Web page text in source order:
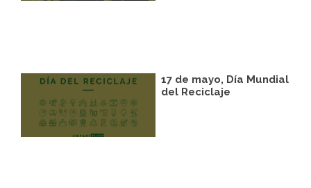
17 de mayo, Día Mundial
del Reciclaje